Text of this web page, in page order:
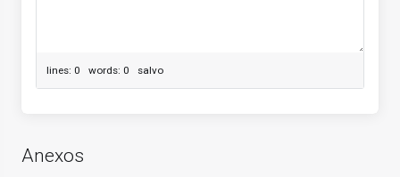
lines: 0 words: 0 salvo
Anexos